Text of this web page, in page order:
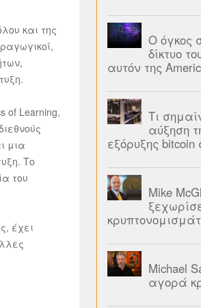
και της
of Learning,
μια
Το
του
έχει
Ο όγκος
δίκτυο
αυτόν της
Τι
αύξηση
εξόρυξης bitcoin
Mike
Michael
αγορά